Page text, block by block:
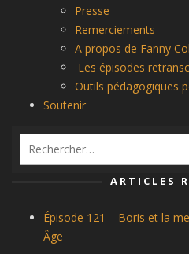
Presse
Remerciements
A propos de Fanny
Les épisodes
Outils pédagogiques
Soutenir
ARTICLES
Épisode 121 – Boris et la
Âge